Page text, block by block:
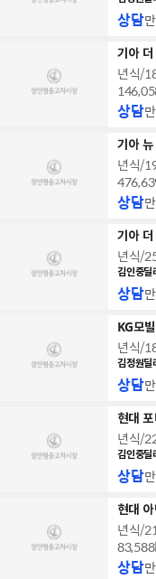
상담
기아
년식/
상담
기아
년식/
상담
기아
년식/
김인중딜
상담
KG모
년식/
김정원딜
상담
현대
년식/
김인중딜
상담
현대
년식/
상담